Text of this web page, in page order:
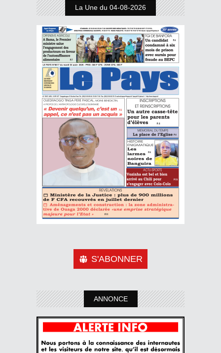
La Une du 04-08-2026
S'ABONNER
ANNONCE